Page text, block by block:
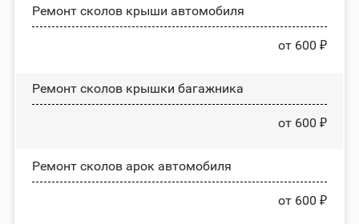
Ремонт сколов крыши автомобиля
от 600 ₽
Ремонт сколов крышки багажника
от 600 ₽
Ремонт сколов арок автомобиля
от 600 ₽